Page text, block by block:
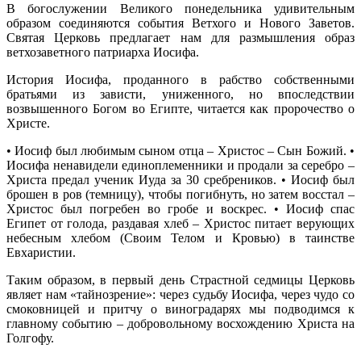
В богослужении Великого понедельника удивительным
образом соединяются события Ветхого и Нового Заветов.
Святая Церковь предлагает нам для размышления образ
ветхозаветного патриарха Иосифа.
История Иосифа, проданного в рабство собственными
братьями из зависти, униженного, но впоследствии
возвышенного Богом во Египте, читается как пророчество о
Христе.
• Иосиф был любимым сыном отца – Христос – Сын Божий. •
Иосифа ненавидели единоплеменники и продали за серебро –
Христа предал ученик Иуда за 30 сребреников. • Иосиф был
брошен в ров (темницу), чтобы погибнуть, но затем восстал –
Христос был погребен во гробе и воскрес. • Иосиф спас
Египет от голода, раздавая хлеб – Христос питает верующих
небесным хлебом (Своим Телом и Кровью) в таинстве
Евхаристии.
Таким образом, в первый день Страстной седмицы Церковь
являет нам «тайнозрение»: через судьбу Иосифа, через чудо со
смоковницей и притчу о виноградарях мы подводимся к
главному событию – добровольному восхождению Христа на
Голгофу.